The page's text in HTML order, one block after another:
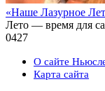
«Наше Лазурное
Лето — время для
0427
О сайте
Карта сайта